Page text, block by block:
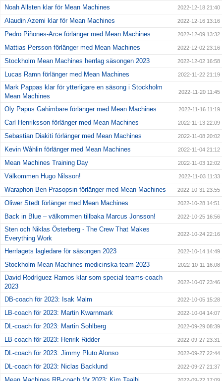
Noah Allsten klar för Mean Machines 2022-12-18 21:40
Alaudin Azemi klar för Mean Machines 2022-12-16 13:16
Pedro Piñones-Arce förlänger med Mean Machines 2022-12-09 13:32
Mattias Persson förlänger med Mean Machines 2022-12-02 23:16
Stockholm Mean Machines herrlag säsongen 2023 2022-12-02 16:58
Lucas Ramn förlänger med Mean Machines 2022-11-22 21:19
Mark Pappas klar för ytterligare en säsong i Stockholm
Mean Machines
2022-11-20 11:45
Oly Papus Gahimbare förlänger med Mean Machines 2022-11-16 11:19
Carl Henriksson förlänger med Mean Machines 2022-11-13 22:09
Sebastian Diakiti förlänger med Mean Machines 2022-11-08 20:02
Kevin Wåhlin förlänger med Mean Machines 2022-11-04 21:12
Mean Machines Training Day 2022-11-03 12:02
Välkommen Hugo Nilsson! 2022-11-03 11:33
Waraphon Ben Prasopsin förlänger med Mean Machines 2022-10-31 23:55
Oliwer Stedt förlänger med Mean Machines 2022-10-28 14:51
Back in Blue – välkommen tillbaka Marcus Jonsson! 2022-10-25 16:56
Sten och Niklas Österberg - The Crew That Makes
Everything Work
2022-10-24 22:16
Herrlagets lagledare för säsongen 2023 2022-10-14 14:49
Stockholm Mean Machines medicinska team 2023 2022-10-11 16:08
David Rodríguez Ramos klar som special teams-coach
2023
2022-10-07 23:46
DB-coach för 2023: Isak Malm 2022-10-05 15:28
LB-coach för 2023: Martin Kwarnmark 2022-10-04 14:07
DL-coach för 2023: Martin Sohlberg 2022-09-29 08:39
LB-coach för 2023: Henrik Ridder 2022-09-27 23:31
DL-coach för 2023: Jimmy Pluto Alonso 2022-09-27 22:44
DL-coach för 2023: Niclas Backlund 2022-09-27 21:37